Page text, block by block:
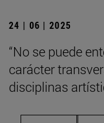
24 | 06 | 2025
“No se puede
carácter
disciplinas